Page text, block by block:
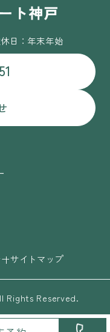
日：年末年始
サイトマップ
Rights Reserved.